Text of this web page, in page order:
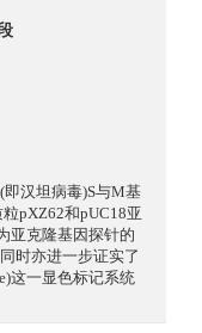
汉坦病毒)S与M基
pXZ62和pUC18亚
亚克隆基因探针的
时亦进一步证实了
这一显色标记系统